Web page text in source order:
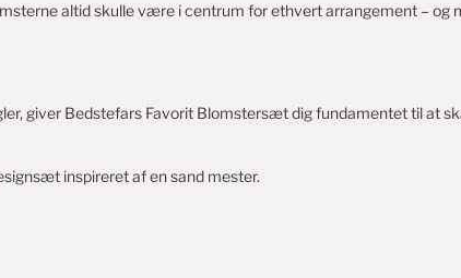
altid skulle være i centrum for ethvert arrangement – og
giver Bedstefars Favorit Blomstersæt dig fundamentet til at
inspireret af en sand mester.